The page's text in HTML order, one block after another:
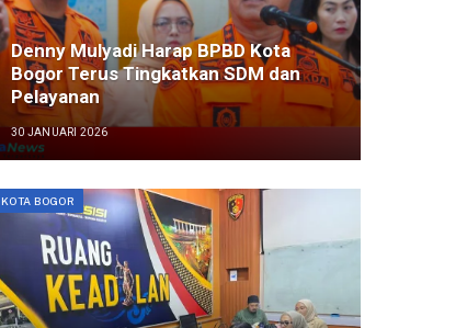
Denny Mulyadi Harap BPBD Kota
Bogor Terus Tingkatkan SDM dan
Pelayanan
30 JANUARI 2026
KOTA BOGOR